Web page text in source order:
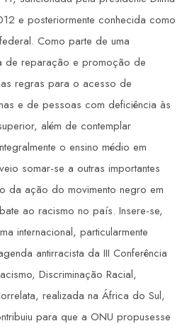
e posteriormente conhecida como
Como parte de uma
de reparação e promoção de
regras para o acesso de
e de pessoas com deficiência às
além de contemplar
o ensino médio em
somar-se a outras importantes
da ação do movimento negro em
ao racismo no país. Insere-se,
internacional, particularmente
antirracista da III Conferência
Discriminação Racial,
realizada na África do Sul,
para que a ONU propusesse